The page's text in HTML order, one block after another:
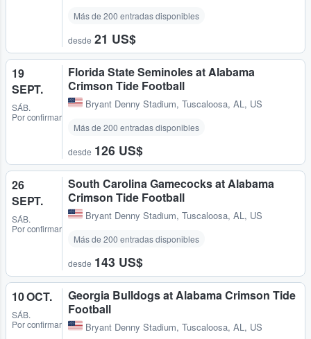
Más de 200 entradas disponibles
desde 21 US$
19
SEPT.
SÁB.
Por confirmar
Florida State Seminoles at Alabama
Crimson Tide Football
Bryant Denny Stadium, Tuscaloosa, AL, US
Más de 200 entradas disponibles
desde 126 US$
26
SEPT.
SÁB.
Por confirmar
South Carolina Gamecocks at Alabama
Crimson Tide Football
Bryant Denny Stadium, Tuscaloosa, AL, US
Más de 200 entradas disponibles
desde 143 US$
10 OCT.
SÁB.
Por confirmar
Georgia Bulldogs at Alabama Crimson Tide
Football
Bryant Denny Stadium, Tuscaloosa, AL, US